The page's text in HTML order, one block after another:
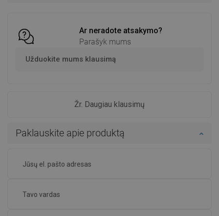
Ar neradote atsakymo?
Parašyk mums
Užduokite mums klausimą
Žr. Daugiau klausimų
Paklauskite apie produktą